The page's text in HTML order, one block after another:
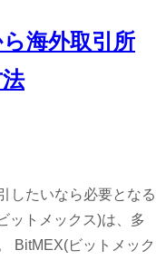
海外取引所
したいなら必要となる
ットメックス)は、多
BitMEX(ビットメック